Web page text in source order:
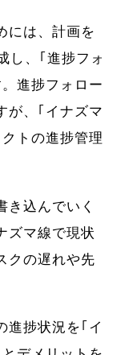
には、計画を
し、｢進捗フォ
進捗フォロー
が、｢イナズマ
トの進捗管理
き込んでいく
ズマ線で現状
クの遅れや先
進捗状況を｢イ